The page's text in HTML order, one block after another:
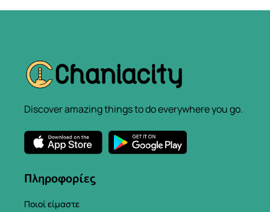
Discover amazing things to do everywhere you go.
Πληροφορίες
Ποιοί είμαστε